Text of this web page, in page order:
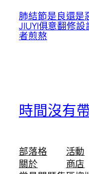
肺結節是良還是
JIUYI俱意翻修
者煎熬
時間沒有
部落格
關於
活動
商店